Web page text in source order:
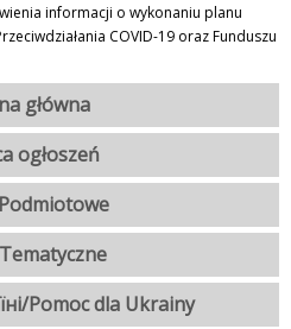
informacji o wykonaniu planu
COVID-19 oraz Funduszu
główna
ogłoszeń
Pomoc dla Ukrainy